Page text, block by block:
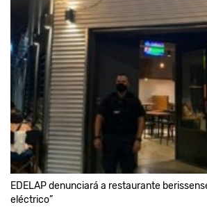
EDELAP denunciará a restaurante
eléctrico”